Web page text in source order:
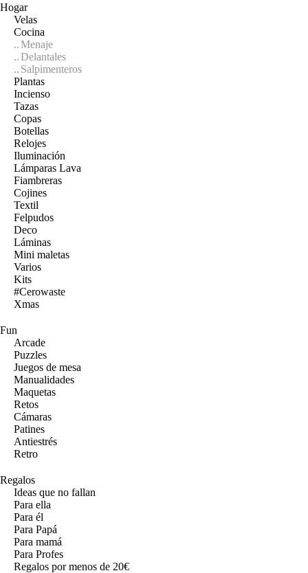
Hogar
Velas
Cocina
Menaje
Delantales
Salpimenteros
Plantas
Incienso
Tazas
Copas
Botellas
Relojes
Iluminación
Lámparas Lava
Fiambreras
Cojines
Textil
Felpudos
Deco
Láminas
Mini maletas
Varios
Kits
#Cerowaste
Xmas
Fun
Arcade
Puzzles
Juegos de mesa
Manualidades
Maquetas
Retos
Cámaras
Patines
Antiestrés
Retro
Regalos
Ideas que no fallan
Para ella
Para él
Para Papá
Para mamá
Para Profes
Regalos por menos de 20€